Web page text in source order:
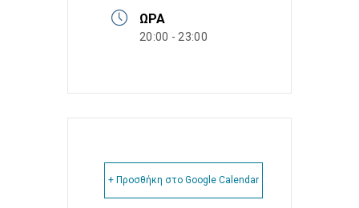
ΏΡΑ
20:00 - 23:00
+ Προσθήκη στο Google Calendar